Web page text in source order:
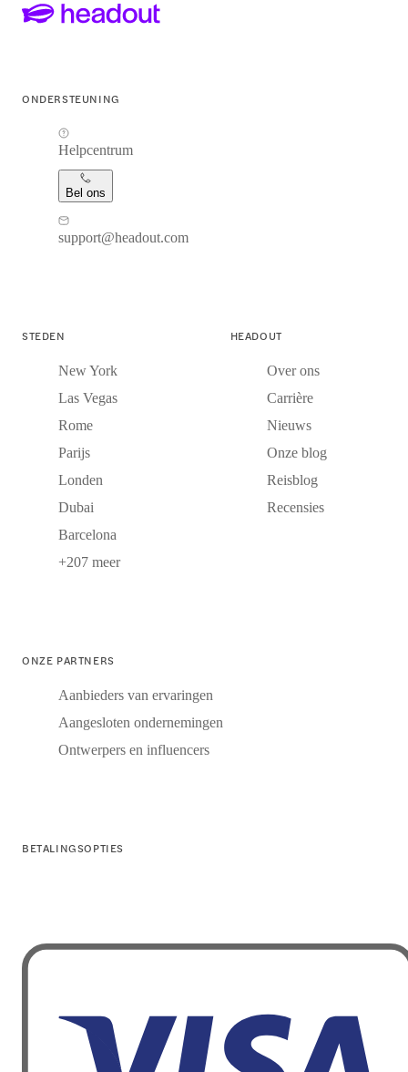
ONDERSTEUNING
Helpcentrum
Bel ons
support@headout.com
STEDEN
New York
Las Vegas
Rome
Parijs
Londen
Dubai
Barcelona
+207 meer
HEADOUT
Over ons
Carrière
Nieuws
Onze blog
Reisblog
Recensies
ONZE PARTNERS
Aanbieders van ervaringen
Aangesloten ondernemingen
Ontwerpers en influencers
BETALINGSOPTIES